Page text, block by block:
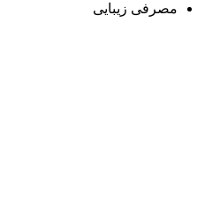
مصرفی زیبایی